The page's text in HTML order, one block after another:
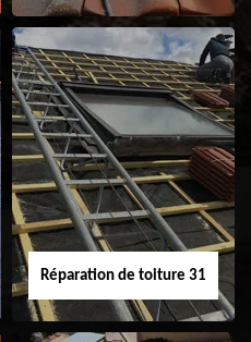
Nettoyage
demoussage de
toiture 31
Réparation de toiture 31